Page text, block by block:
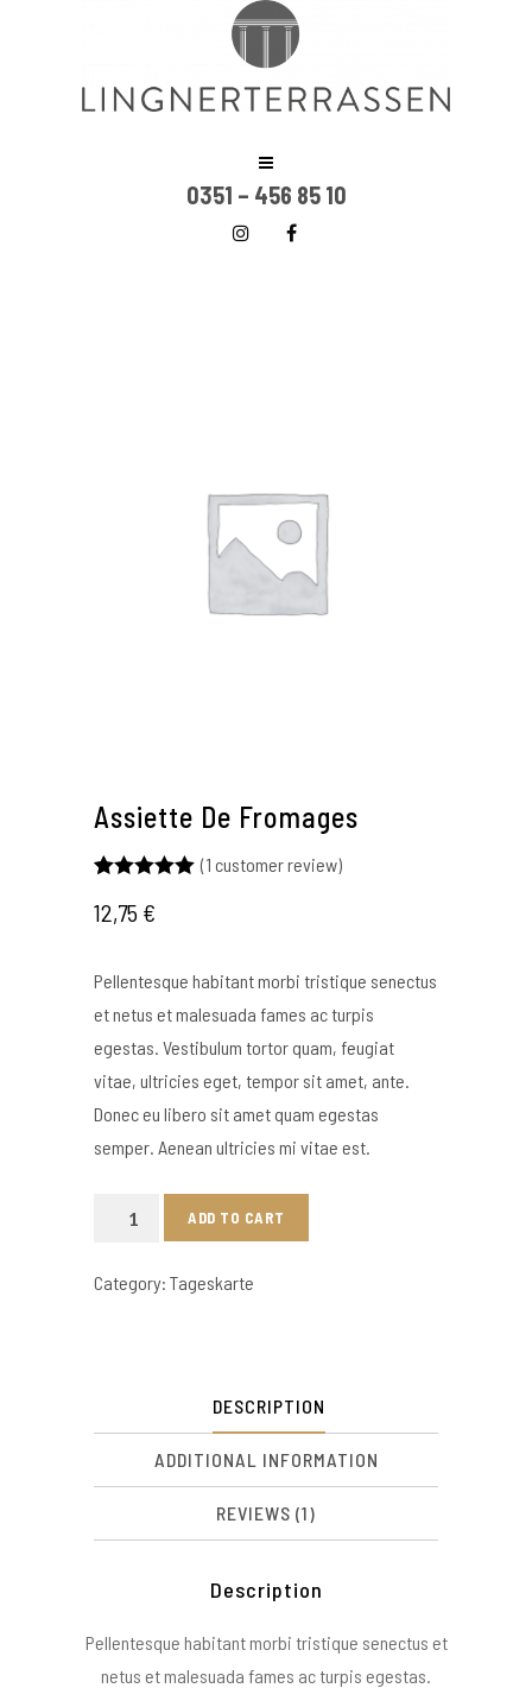
0351 – 456 85 10
Assiette De Fromages
out of 5
based on
(1 customer review)
12,75 €
Pellentesque habitant morbi tristique senectus
et netus et malesuada fames ac turpis
egestas. Vestibulum tortor quam, feugiat
vitae, ultricies eget, tempor sit amet, ante.
Donec eu libero sit amet quam egestas
semper. Aenean ultricies mi vitae est.
Assiette
Fromages
ADD TO CART
Category: Tageskarte
DESCRIPTION
ADDITIONAL INFORMATION
REVIEWS (1)
Description
Pellentesque habitant morbi tristique senectus et
netus et malesuada fames ac turpis egestas.